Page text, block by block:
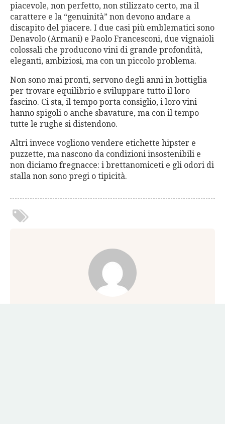
piacevole, non perfetto, non stilizzato certo, ma il
carattere e la “genuinità” non devono andare a
discapito del piacere. I due casi più emblematici sono
Denavolo (Armani) e Paolo Francesconi, due vignaioli
colossali che producono vini di grande profondità,
eleganti, ambiziosi, ma con un piccolo problema.
Non sono mai pronti, servono degli anni in bottiglia
per trovare equilibrio e sviluppare tutto il loro
fascino. Ci sta, il tempo porta consiglio, i loro vini
hanno spigoli o anche sbavature, ma con il tempo
tutte le rughe si distendono.
Altri invece vogliono vendere etichette hipster e
puzzette, ma nascono da condizioni insostenibili e
non diciamo fregnacce: i brettanomiceti e gli odori di
stalla non sono pregi o tipicità.